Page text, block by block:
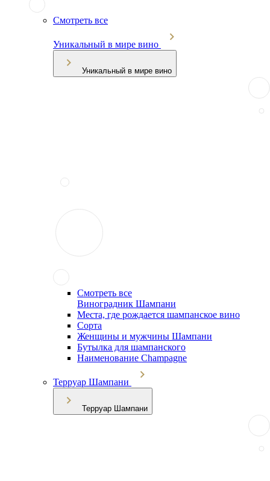
Смотреть все
Уникальный в мире вино
Уникальный в мире вино
Смотреть все
Виноградник Шампани
Места, где рождается шампанское вино
Сорта
Женщины и мужчины Шампани
Бутылка для шампанского
Наименование Champagne
Терруар Шампани
Терруар Шампани